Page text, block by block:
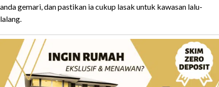
anda gemari, dan pastikan ia cukup lasak untuk kawasan lalu-
lalang.